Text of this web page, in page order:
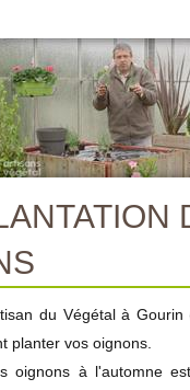
du Végétal à Gourin
planter vos oignons.
oignons à l'automne